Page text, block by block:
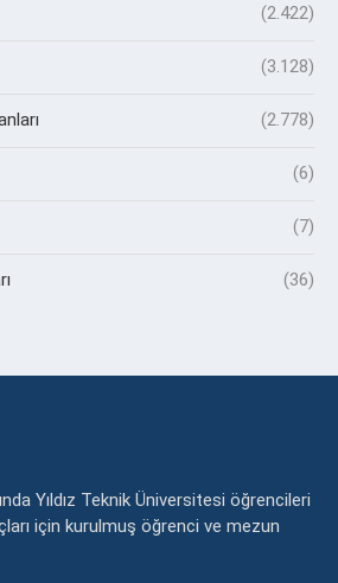
(2.422)
(3.128)
(2.778)
(6)
(7)
(36)
Yıldız Teknik Üniversitesi öğrencileri
için kurulmuş öğrenci ve mezun